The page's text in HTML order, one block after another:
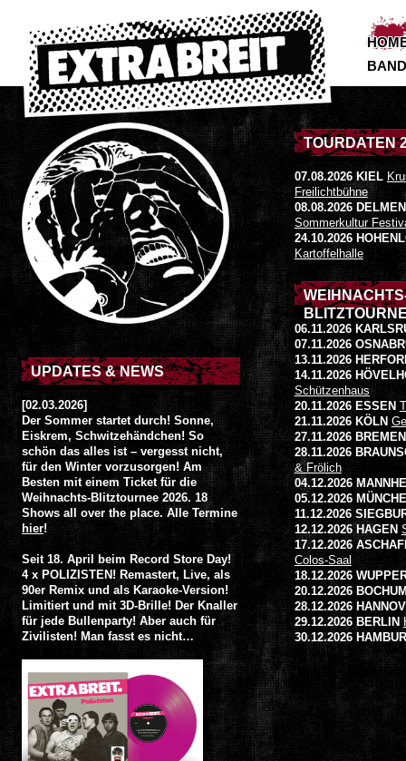
UPDATES & NEWS
[02.03.2026]
Der Sommer startet durch! Sonne,
Eiskrem, Schwitzehändchen! So
schön das alles ist – vergesst nicht,
für den Winter vorzusorgen! Am
Besten mit einem Ticket für die
Weihnachts-Blitztournee 2026. 18
Shows all over the place. Alle Termine
hier!
Seit 18. April beim Record Store Day!
4 x POLIZISTEN! Remastert, Live, als
90er Remix und als Karaoke-Version!
Limitiert und mit 3D-Brille! Der Knaller
für jede Bullenparty! Aber auch für
Zivilisten! Man fasst es nicht…
TOURDATEN
07.08.2026 KIEL
Freilichtbühne
08.08.2026
Sommerkultur
24.10.2026
Kartoffelhalle
06.11.2026
07.11.2026
13.11.2026
14.11.2026
Schützenhaus
20.11.2026 ESSEN
21.11.2026 KÖLN
27.11.2026 BREMEN
28.11.2026
& Frölich
04.12.2026
05.12.2026
11.12.2026
12.12.2026 HAGEN
17.12.2026
Colos-Saal
18.12.2026
20.12.2026
28.12.2026
29.12.2026 BERLIN
30.12.2026